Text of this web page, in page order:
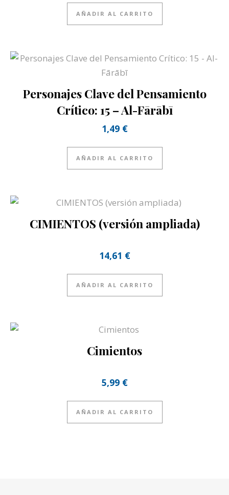
AÑADIR AL CARRITO
Personajes Clave del Pensamiento
Crítico: 15 – Al-Fārābī
1,49 €
AÑADIR AL CARRITO
CIMIENTOS (versión ampliada)
14,61 €
AÑADIR AL CARRITO
Cimientos
5,99 €
AÑADIR AL CARRITO